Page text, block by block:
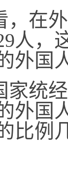
，在
人，
外国
家统
外国
比例